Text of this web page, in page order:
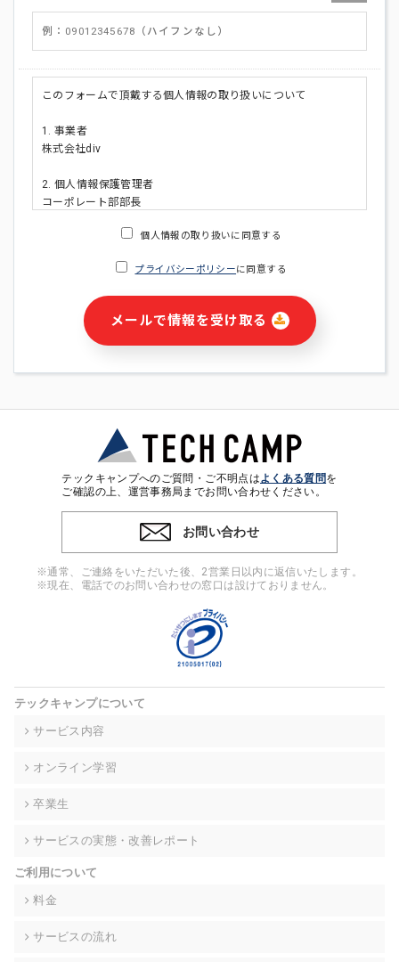
このフォームで頂戴する個人情報の取り扱いについて
1. 事業者
株式会社div
2. 個人情報保護管理者
コーポレート部部長
・ご請求された資料の送付のため
・本サービス及び本サービスに関連する情報(当社及び第三者の
サービス又は商品等の広告配信・宣伝を含みますが、それらに
・個人(法人の場合は担当者)を識別できない形式に加工した統
計情報の作成および利用
※上記の利用目的に基づいた本人への連絡及び配信について
4. 個人情報の第三者提供
ンをとるために、氏名等の一部の情報をサービス内で使用する
チャットツールで発信することにより、本サービスの他の利用
者等に提供することがあります。
当社は事業運営上、前項利用目的の範囲に限って個人情報を外
高い委託先を選定し、個人情報の適正管理・機密保持について
個人情報の開示等(利用目的の通知、開示、内容の訂正・追加・
て、下記の当社問合わせ窓口に申し出ることができます。その
的な期間内に対応いたします。ただし、申請が本人確認が不可
により、ご希望に添えない場合があります。 なお、アクセスロ
グなどの個人情報以外の情報については、原則として開示等は
個人情報の取り扱いに同意する
プライバシーポリシーに同意する
メールで情報を受け取る
テックキャンプへのご質問・ご不明点はよくある質問を
ご確認の上、運営事務局までお問い合わせください。
お問い合わせ
※通常、ご連絡をいただいた後、2営業日以内に返信いたします。
※現在、電話でのお問い合わせの窓口は設けておりません。
テックキャンプについて
サービス内容
オンライン学習
卒業生
サービスの実態・改善レポート
ご利用について
料金
サービスの流れ